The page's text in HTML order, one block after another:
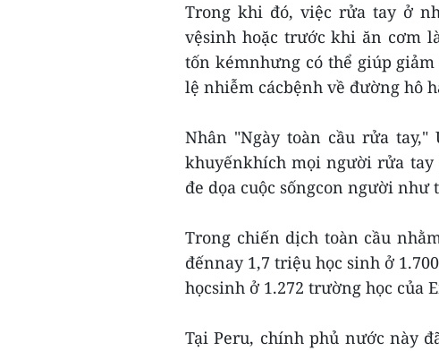
Trong khi đó, việc rửa tay ở
vệsinh hoặc trước khi ăn cơm
tốn kémnhưng có thể giúp
lệ nhiễm cácbệnh về đường hô
Nhân "Ngày toàn cầu rửa tay,"
khuyếnkhích mọi người rửa tay
đe dọa cuộc sốngcon người như
Trong chiến dịch toàn cầu
đếnnay 1,7 triệu học sinh ở
họcsinh ở 1.272 trường học của
Tại Peru, chính phủ nước này